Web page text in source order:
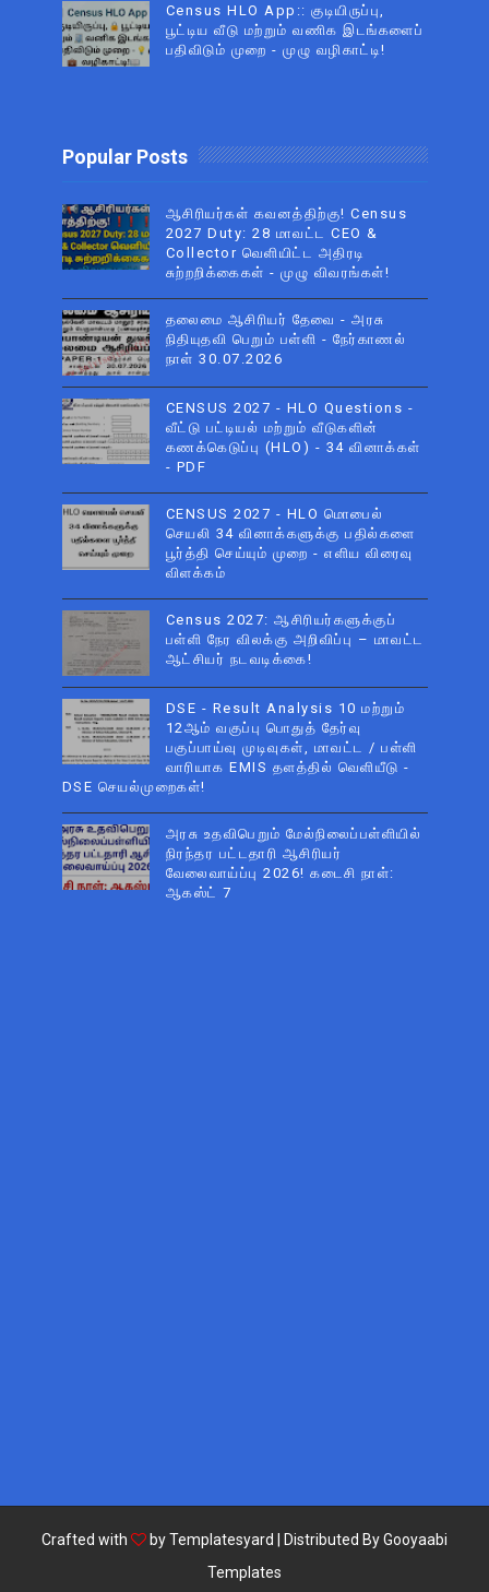
Census HLO App:: குடியிருப்பு,
பூட்டிய வீடு மற்றும் வணிக இடங்களைப்
பதிவிடும் முறை - முழு வழிகாட்டி!
Popular Posts
ஆசிரியர்கள் கவனத்திற்கு! Census
2027 Duty: 28 மாவட்ட CEO &
Collector வெளியிட்ட அதிரடி
சுற்றறிக்கைகள் - முழு விவரங்கள்!
தலைமை ஆசிரியர் தேவை - அரசு
நிதியுதவி பெறும் பள்ளி - நேர்காணல்
நாள் 30.07.2026
CENSUS 2027 - HLO Questions -
வீட்டு பட்டியல் மற்றும் வீடுகளின்
கணக்கெடுப்பு (HLO) - 34 வினாக்கள்
- PDF
CENSUS 2027 - HLO மொபைல்
செயலி 34 வினாக்களுக்கு பதில்களை
பூர்த்தி செய்யும் முறை - எளிய விரைவு
விளக்கம்
Census 2027: ஆசிரியர்களுக்குப்
பள்ளி நேர விலக்கு அறிவிப்பு – மாவட்ட
ஆட்சியர் நடவடிக்கை!
DSE - Result Analysis 10 மற்றும்
12ஆம் வகுப்பு பொதுத் தேர்வு
பகுப்பாய்வு முடிவுகள், மாவட்ட / பள்ளி
வாரியாக EMIS தளத்தில் வெளியீடு -
DSE செயல்முறைகள்!
அரசு உதவிபெறும் மேல்நிலைப்பள்ளியில்
நிரந்தர பட்டதாரி ஆசிரியர்
வேலைவாய்ப்பு 2026! கடைசி நாள்:
ஆகஸ்ட் 7
Crafted with byTemplatesyard | Distributed ByGooyaabi
Templates